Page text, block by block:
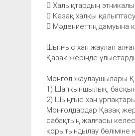
 Халықтардың
 Қазақ халқы
 Мәдениеттің дамуына
Шыңғыс хан жаулап
Қазақ жерінде
Монғол жаулаушылары
1) Шапқыншылық,
2) Шыңғыс хан
Монғолдардар Қазақ
сабақтың жалғасы
қорытындылау